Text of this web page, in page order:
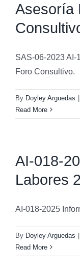
Asesoría
SAS-06-2023 AI-
Foro Consultivo.
By Doyley Arguedas
Read More
AI-018-
Labores
AI-018-2025
By Doyley Arguedas
Read More